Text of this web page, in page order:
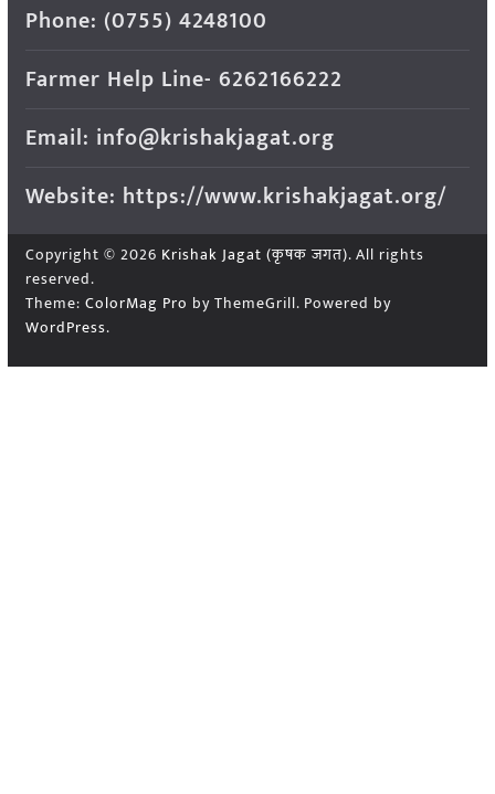
Phone: (0755) 4248100
Farmer Help Line- 6262166222
Email: info@krishakjagat.org
Website: https://www.krishakjagat.org/
Copyright © 2026 Krishak Jagat (कृषक जगत). All rights
reserved.
Theme: ColorMag Pro by ThemeGrill. Powered by
WordPress.